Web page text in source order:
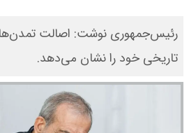
رئیس‌جمهوری نوشت: اصالت تمدن‌ها
تاریخی خود را نشان می‌دهد.